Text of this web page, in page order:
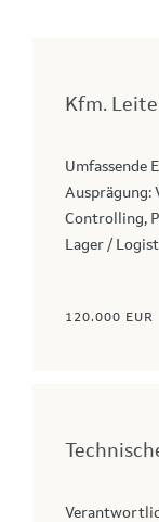
Kfm.
Umfassende
Ausprägung:
Controlling,
Lager /
120.000 EUR